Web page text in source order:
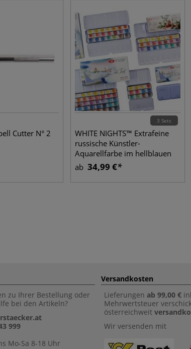
Cutter N° 2
3 Sets
WHITE NIGHTS™ Extrafeine
russische Künstler-
Aquarellfarbe im hellblauen
Metallkasten
ab 34,99 €
zu Ihrer Bestellung oder
bei den Artikeln?
999
Mo-Sa 8-18 Uhr
Versandkosten
Lieferungen ab 99,00 €
Mehrwertsteuer
österreichweit
Wir versenden mit